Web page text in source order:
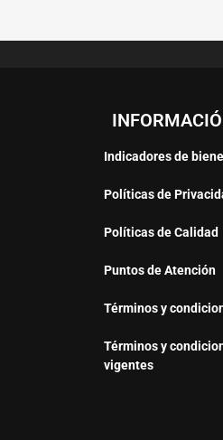
Indicadores de
Políticas de
Políticas de Calidad
Puntos de Atención
Términos y
Términos y
vigentes